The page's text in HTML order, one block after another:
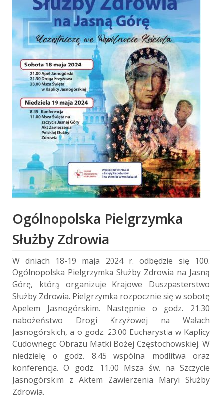
Ogólnopolska Pielgrzymka
Służby Zdrowia
W dniach 18-19 maja 2024 r. odbędzie się 100.
Ogólnopolska Pielgrzymka Służby Zdrowia na Jasną
Górę, którą organizuje Krajowe Duszpasterstwo
Służby Zdrowia. Pielgrzymka rozpocznie się w sobotę
Apelem Jasnogórskim. Następnie o godz. 21.30
nabożeństwo Drogi Krzyżowej na Wałach
Jasnogórskich, a o godz. 23.00 Eucharystia w Kaplicy
Cudownego Obrazu Matki Bożej Częstochowskiej. W
niedzielę o godz. 8.45 wspólna modlitwa oraz
konferencja. O godz. 11.00 Msza św. na Szczycie
Jasnogórskim z Aktem Zawierzenia Maryi Służby
Zdrowia.